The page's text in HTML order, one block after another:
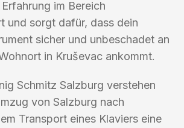
im Bereich
und sorgt dafür, dass dein
sicher und unbeschadet an
in Kruševac ankommt.
Schmitz Salzburg verstehen
von Salzburg nach
Transport eines Klaviers eine